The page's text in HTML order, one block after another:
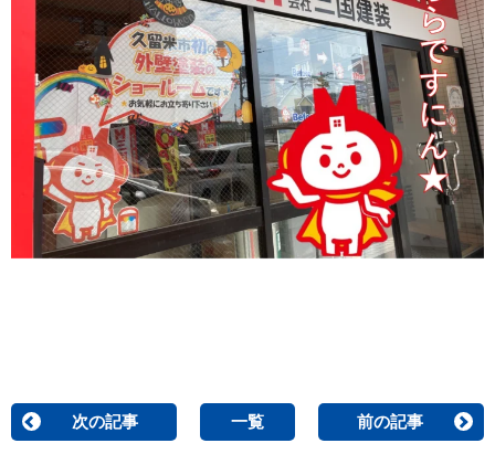
次の記事 一覧 前の記事